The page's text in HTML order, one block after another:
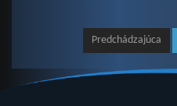
Predchádzajúca